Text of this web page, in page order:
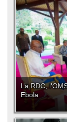
La RDC,
Ebola